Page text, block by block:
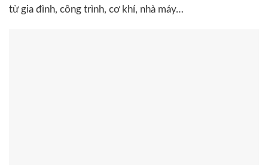
từ gia đình, công trình, cơ khí, nhà máy…